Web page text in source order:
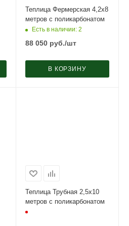
Теплица Фермерская 4,2х8
метров с поликарбонатом
Есть в наличии: 2
88 050руб./шт
В КОРЗИНУ
Теплица Трубная 2,5х10
метров с поликарбонатом